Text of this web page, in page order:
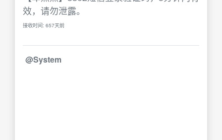
效，请勿泄露。
接收时间: 657天前
@System